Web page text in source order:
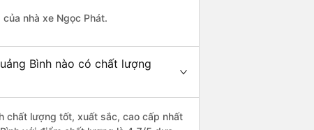
nhà xe Ngọc Phát.
Bình nào có chất lượng
chất lượng tốt, xuất sắc, cao cấp nhất